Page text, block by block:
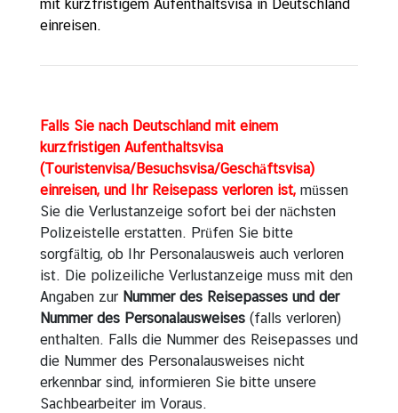
v
i
A
n
k
ü
n
d
i
g
u
n
g
e
n
mit kurzfristigem Aufenthaltsvisa in Deutschland
einreisen.
Falls Sie nach Deutschland mit einem
kurzfristigen Aufenthaltsvisa
(Touristenvisa/Besuchsvisa/Geschäftsvisa)
einreisen, und Ihr Reisepass verloren ist, müssen
Sie die Verlustanzeige sofort bei der nächsten
Polizeistelle erstatten. Prüfen Sie bitte
sorgfältig, ob Ihr Personalausweis auch verloren
ist. Die polizeiliche Verlustanzeige muss mit den
Angaben zur Nummer des Reisepasses und der
Nummer des Personalausweises (falls verloren)
enthalten. Falls die Nummer des Reisepasses und
die Nummer des Personalausweises nicht
erkennbar sind, informieren Sie bitte unsere
Sachbearbeiter im Voraus.